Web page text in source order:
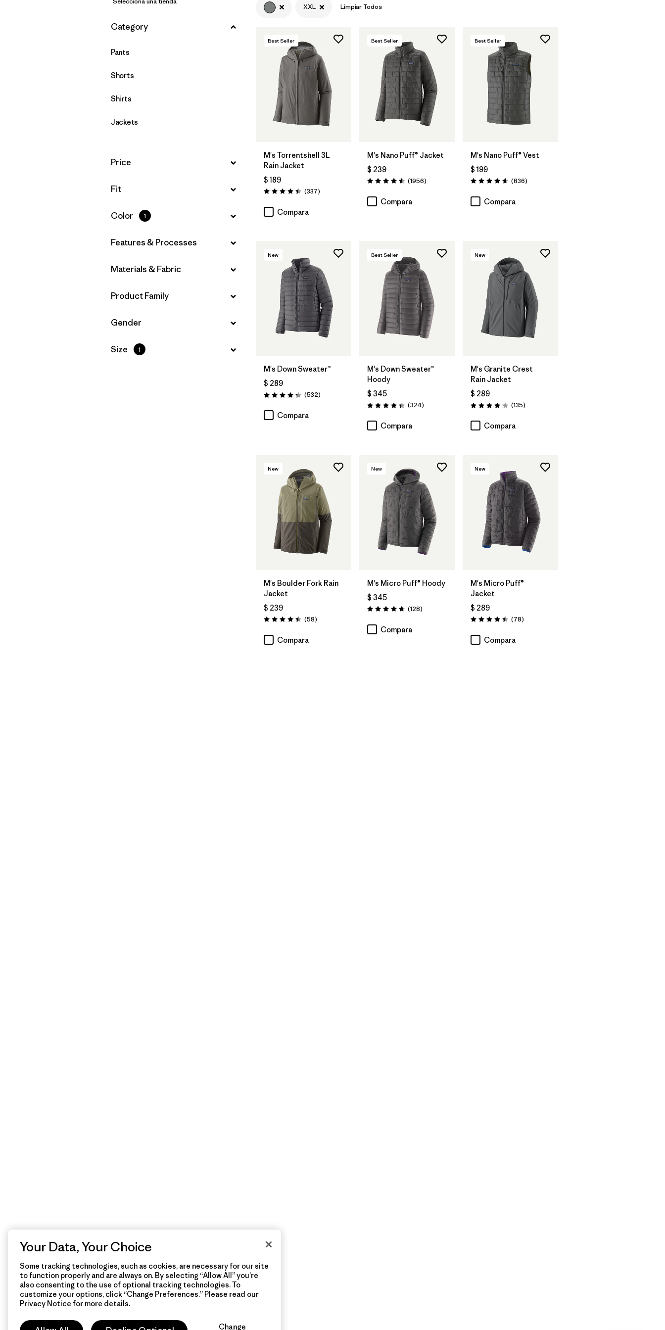
Filtrar por
Product Family
Filtrar por
Category
Pants
Shorts
Shirts
Jackets
Filtrar por
Price
Filtrar por
Fit
Filtrar por
Color 1
Filtrar por
Features & Processes
Filtrar por
Materials & Fabric
Filtrar por
Product Family
Filtrar por
Gender
Filtrar por
Size 1
XXL Limpiar Todos
Best Seller
M's Torrentshell 3L
Rain Jacket
$ 189
Valoración: 4.4 / 5
(337Comentarios
)
Compara
Best Seller
M's Nano Puff® Jacket
$ 239
Valoración: 4.6 / 5
(1956Comentarios
)
Compara
Best Seller
M's Nano Puff® Vest
$ 199
Valoración: 4.7 / 5
(836Comentarios
)
Compara
New
M's Down Sweater™
$ 289
Valoración: 4.4 / 5
(532Comentarios
)
Compara
Best Seller
M's Down Sweater™
Hoody
$ 345
Valoración: 4.4 / 5
(324Comentarios
)
Compara
New
M's Granite Crest
Rain Jacket
$ 289
Valoración: 4.2 / 5
(135Comentarios
)
Compara
New
M's Boulder Fork Rain
Jacket
$ 239
Valoración: 4.5 / 5
(58Comentarios
)
Compara
New
M's Micro Puff® Hoody
$ 345
Valoración: 4.6 / 5
(128Comentarios
)
Compara
New
M's Micro Puff®
Jacket
$ 289
Valoración: 4.4 / 5
(78Comentarios
)
Compara
Your Data, Your Choice
Some tracking technologies, such as cookies, are necessary for our site
to function properly and are always on. By selecting “Allow All” you’re
also consenting to the use of optional tracking technologies. To
customize your options, click “Change Preferences.” Please read our
Privacy Notice for more details.
Change